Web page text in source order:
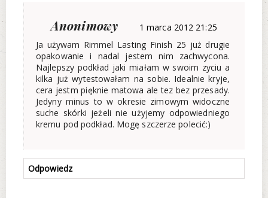
Anonimowy
1 marca 2012 21:25
Ja używam Rimmel Lasting Finish 25 już drugie
opakowanie i nadal jestem nim zachwycona.
Najlepszy podkład jaki miałam w swoim zyciu a
kilka już wytestowałam na sobie. Idealnie kryje,
cera jestm pięknie matowa ale tez bez przesady.
Jedyny minus to w okresie zimowym widoczne
suche skórki jeżeli nie użyjemy odpowiedniego
kremu pod podkład. Mogę szczerze polecić:)
Odpowiedz